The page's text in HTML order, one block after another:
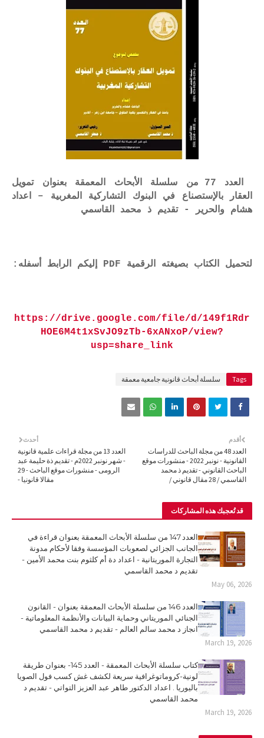
العدد 77 من سلسلة الأبحاث المعمقة بعنوان تمويل
العقار بالإستصناع في البنوك التشاركية المغربية – اعداد
هشام والحرير - تقديم ذ محمد القاسمي
لتحميل الكتاب بصيغته الرقمية PDF إليكم الرابط أسفله:
https://drive.google.com/file/d/149f1Rdr
HOE6M4t1xSvJO9zTb-6xANxoP/view?
usp=share_link
Tags سلسلة أبحاث قانونية جامعية معمقة
أحدث
العدد 13 من مجلة قراءات علمية قانونية
- شهر نونبر 2022م - تقديم ذة حليمة عبد
الرومى - منشورات موقع الباحث - 29
مقالا قانونيا -
أقدم
العدد 48 من مجلة الباحث للدراسات
القانونية - نونبر 2022 - منشورات موقع
الباحث القانوني - تقديم ذ محمد
القاسمي / 28 مقال قانوني /
قد تُعجبك هذه المشاركات
العدد 147 من سلسلة الأبحاث المعمقة بعنوان قراءة في
الجانب الجزائي لصعوبات المؤسسة وفقا لأحكام مدونة
التجارة الموريتانية - اعداد دة أم كلثوم بنت محمد الأمين -
تقديم د محمد القاسمي
May 06, 2026
العدد 146 من سلسلة الأبحاث المعمقة بعنوان - القانون
الجنائي الموريتاني وحماية البيانات والأنظمة المعلوماتية -
انجاز د محمد سالم العالم - تقديم د محمد القاسمي
March 19, 2026
كتاب سلسلة الأبحاث المعمقة - العدد 145- بعنوان طريقة
لونية-كروماتوغرافية سريعة لكشف غش كسب فول الصويا
باليوريا . اعداد الدكتور طاهر عبد العزيز التواتي - تقديم د
محمد القاسمي
March 19, 2026